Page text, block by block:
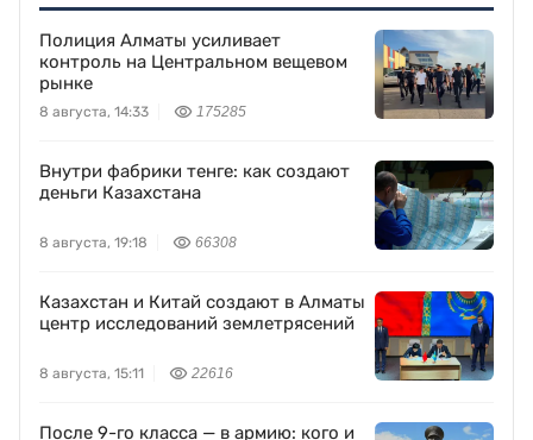
Полиция Алматы усиливает
контроль на Центральном вещевом
рынке
8 августа, 14:33 175285
Внутри фабрики тенге: как создают
деньги Казахстана
8 августа, 19:18 66308
Казахстан и Китай создают в Алматы
центр исследований землетрясений
8 августа, 15:11 22616
После 9-го класса — в армию: кого и